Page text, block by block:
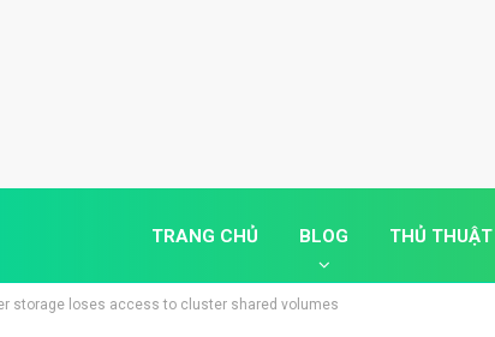
TRANG CHỦ BLOG THỦ THUẬT
storage loses access to cluster shared volumes